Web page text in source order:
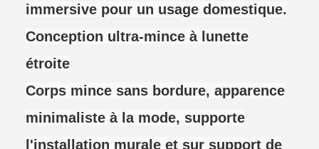
immersive pour un usage domestique.
Conception ultra-mince à lunette
étroite
Corps mince sans bordure, apparence
minimaliste à la mode, supporte
l'installation murale et sur support de